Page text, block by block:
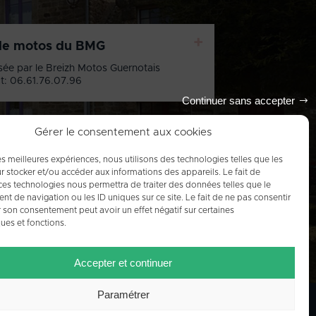
Gérer le consentement aux cookies
meilleures expériences, nous utilisons des technologies telles que les
stocker et/ou accéder aux informations des appareils. Le fait de
technologies nous permettra de traiter des données telles que le
de navigation ou les ID uniques sur ce site. Le fait de ne pas consentir
son consentement peut avoir un effet négatif sur certaines
et fonctions.
Accepter et continuer
Continuer sans accepter
Paramétrer
motos du BMG
par le Breizh Motos Guernotais
06.61.76.07.96
Tout l'agenda